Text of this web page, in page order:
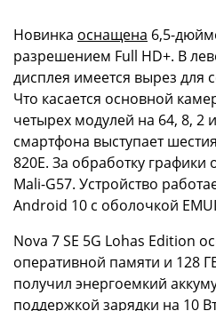
Новинка оснащена 6,5-
разрешением Full HD+. В
дисплея имеется вырез для
Что касается основной
четырех модулей на 64, 8, 2
смартфона выступает
820E. За обработку графики
Mali-G57. Устройство
Android 10 с оболочкой
Nova 7 SE 5G Lohas Edition
оперативной памяти и 128
получил энергоемкий
поддержкой зарядки на 10